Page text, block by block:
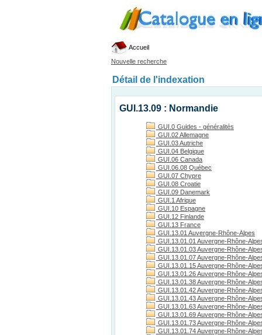
Accueil
Nouvelle recherche
Détail de l'indexation
GUI.13.09 : Normandie
GUI.0 Guides - généralités
GUI.02 Allemagne
GUI.03 Autriche
GUI.04 Belgique
GUI.06 Canada
GUI.06.08 Québec
GUI.07 Chypre
GUI.08 Croatie
GUI.09 Danemark
GUI.1 Afrique
GUI.10 Espagne
GUI.12 Finlande
GUI.13 France
GUI.13.01 Auvergne-Rhône-Alpes
GUI.13.01.01 Auvergne-Rhône-
GUI.13.01.03 Auvergne-Rhône-
GUI.13.01.07 Auvergne-Rhône-
GUI.13.01.15 Auvergne-Rhône-
GUI.13.01.26 Auvergne-Rhône-
GUI.13.01.38 Auvergne-Rhône-
GUI.13.01.42 Auvergne-Rhône-
GUI.13.01.43 Auvergne-Rhône-
GUI.13.01.63 Auvergne-Rhône-
GUI.13.01.69 Auvergne-Rhône-
GUI.13.01.73 Auvergne-Rhône-
GUI.13.01.74 Auvergne-Rhône-